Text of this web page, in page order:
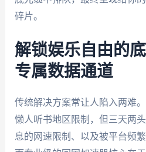
碎片。
解锁娱乐自由的
专属数据通道
传统解决方案常让人陷入两难
懒人听书地区限制，但三天两
息的网速限制、以及被平台频